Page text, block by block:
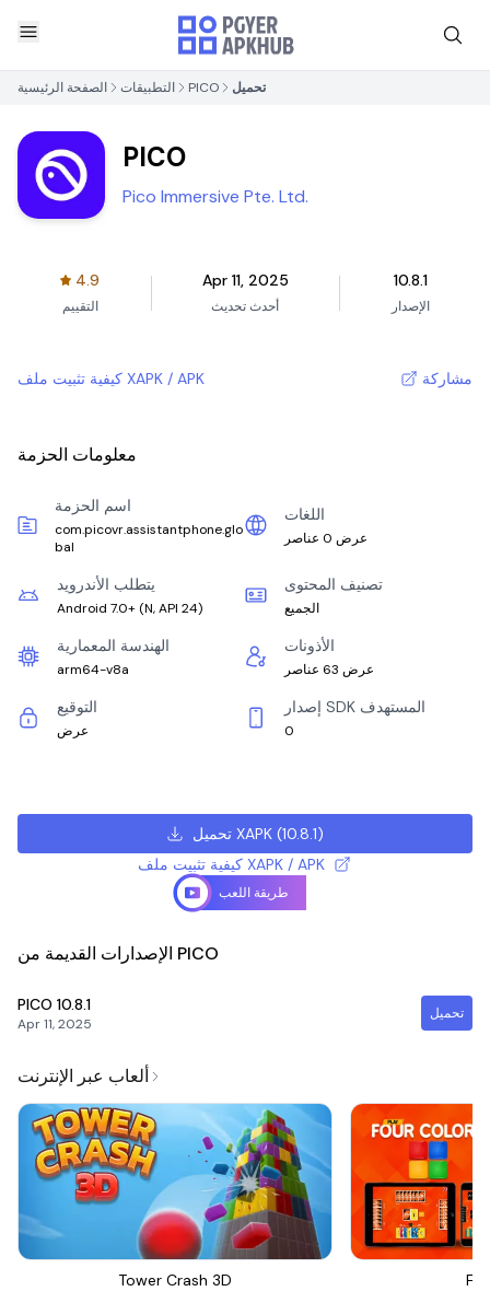
الصفحة الرئيسية التطبيقات PICO تحميل
PICO
Pico Immersive Pte. Ltd.
4.9
التقييم
Apr 11, 2025
أحدث تحديث
10.8.1
الإصدار
كيفية تثبيت ملف XAPK / APK مشاركة
معلومات الحزمة
اسم الحزمة
com.picovr.assistantphone.glo
bal
اللغات
عرض 0 عناصر
يتطلب الأندرويد
Android 7.0+ (N, API 24)
تصنيف المحتوى
الجميع
الهندسة المعمارية
arm64-v8a
الأذونات
عرض 63 عناصر
التوقيع
عرض
إصدار SDK المستهدف
0
تحميل XAPK(10.8.1)
كيفية تثبيت ملف XAPK / APK
طريقة اللعب
الإصدارات القديمة من PICO
PICO 10.8.1
Apr 11, 2025
تحميل
ألعاب عبر الإنترنت
Tower Crash 3D